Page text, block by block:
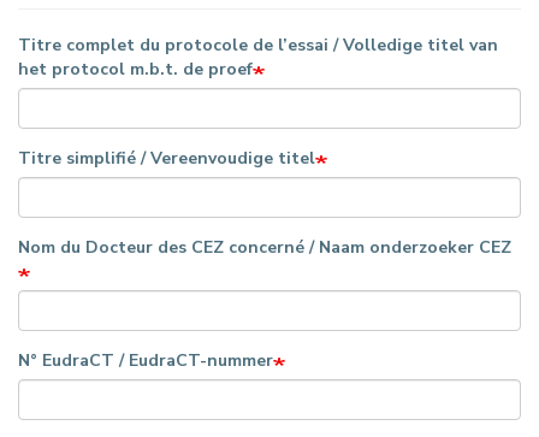
Titre complet du protocole de l’essai / Volledige titel van
het protocol m.b.t. de proef
Titre simplifié / Vereenvoudige titel
Nom du Docteur des CEZ concerné / Naam onderzoeker CEZ
N° EudraCT / EudraCT-nummer